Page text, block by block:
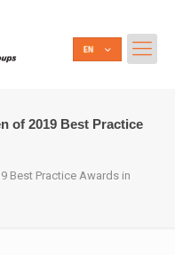
of 2019 Best Practice
Best Practice Awards in